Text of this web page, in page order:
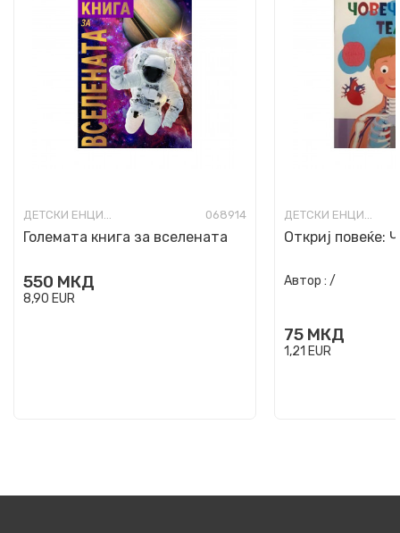
ДЕТСКИ ЕНЦИКЛОПЕДИИ И АТЛАСИ 068914
Големата книга за вселената
550 МКД
8,90 EUR
ДЕТСКИ ЕНЦИКЛОПЕДИИ И АТЛАСИ
Откриј повеќе:
Автор : /
75 МКД
1,21 EUR